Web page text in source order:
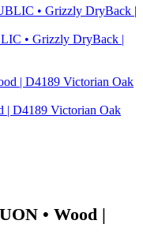
• Grizzly DryBack |
| D4189 Victorian Oak
• Wood |